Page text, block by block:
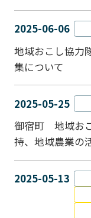
2025-06-06
地域おこし協力
集について
2025-05-25
御宿町 地域お
持、地域農業の
2025-05-13